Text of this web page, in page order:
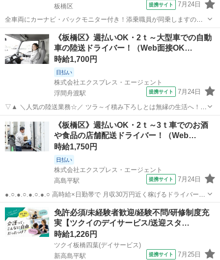
板橋区
提携サイト 7月24日
全車両にカーナビ・バックモニター付き！添乗職員が同乗しますので
安心して始められます。 ※デイサービスを利用されるお客様の送迎
業務 ※専用車両(キャラバン・ハイエース)の運転、各種点検 ※乗
降時の介護補助(歩行介助・車い...
東京 板橋区 ドライバー
《板橋区》週払いOK・2ｔ～大型車での自動
車の陸送ドライバー！（Web面接OK…
時給1,700円
日払い
株式会社エクスプレス・エージェント
浮間舟渡駅
提携サイト 7月24日
▽▲ ＼人気の陸送業務☆／ ツラ～イ積み下ろしとは無縁の生活へ！
週払いOKなので申請一つで 毎週が給料日♪なんてことも◎ ▽▲
—————————————— ■使用車種：2ｔ車～大型車 ■業務内
容：車両（トラック・バス）...
東京 板橋区 浮間舟渡駅 ドライバー
《板橋区》週払いOK・2ｔ～3ｔ車でのお酒
や食品の店舗配送ドライバー！（Web…
時給1,750円
日払い
株式会社エクスプレス・エージェント
高島平駅
提携サイト 7月24日
●.○.●.○.●.○.●.○ 高時給×日勤帯で 月収30万円近く稼げるドライバー業
務！ 頑張った分は週払いもOK◎ 応募するなら今がチャンス☆
●.○.●.○.●.○.●.○ —————————————— ■使用車種：2...
東京 高島平駅 ドライバー
免許必須/未経験者歓迎/経験不問/研修制度充
実【ツクイのデイサービス/送迎スタ…
時給1,226円
ツクイ板橋四葉(デイサービス)
新高島平駅
提携サイト 7月25日